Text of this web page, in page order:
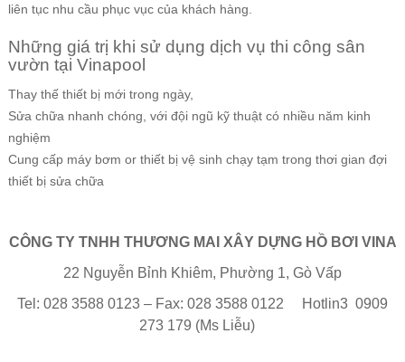
liên tục nhu cầu phục vục của khách hàng.
Những giá trị khi sử dụng dịch vụ thi công sân
vườn tại Vinapool
Thay thế thiết bị mới trong ngày,
Sửa chữa nhanh chóng, với đội ngũ kỹ thuật có nhiều năm kinh
nghiệm
Cung cấp máy bơm or thiết bị vệ sinh chạy tạm trong thơi gian đợi
thiết bị sửa chữa
CÔNG TY TNHH THƯƠNG MAI XÂY DỰNG HỒ BƠI VINA
22 Nguyễn Bỉnh Khiêm, Phường 1, Gò Vấp
Tel: 028 3588 0123 – Fax: 028 3588 0122 Hotlin3 0909
273 179 (Ms Liễu)